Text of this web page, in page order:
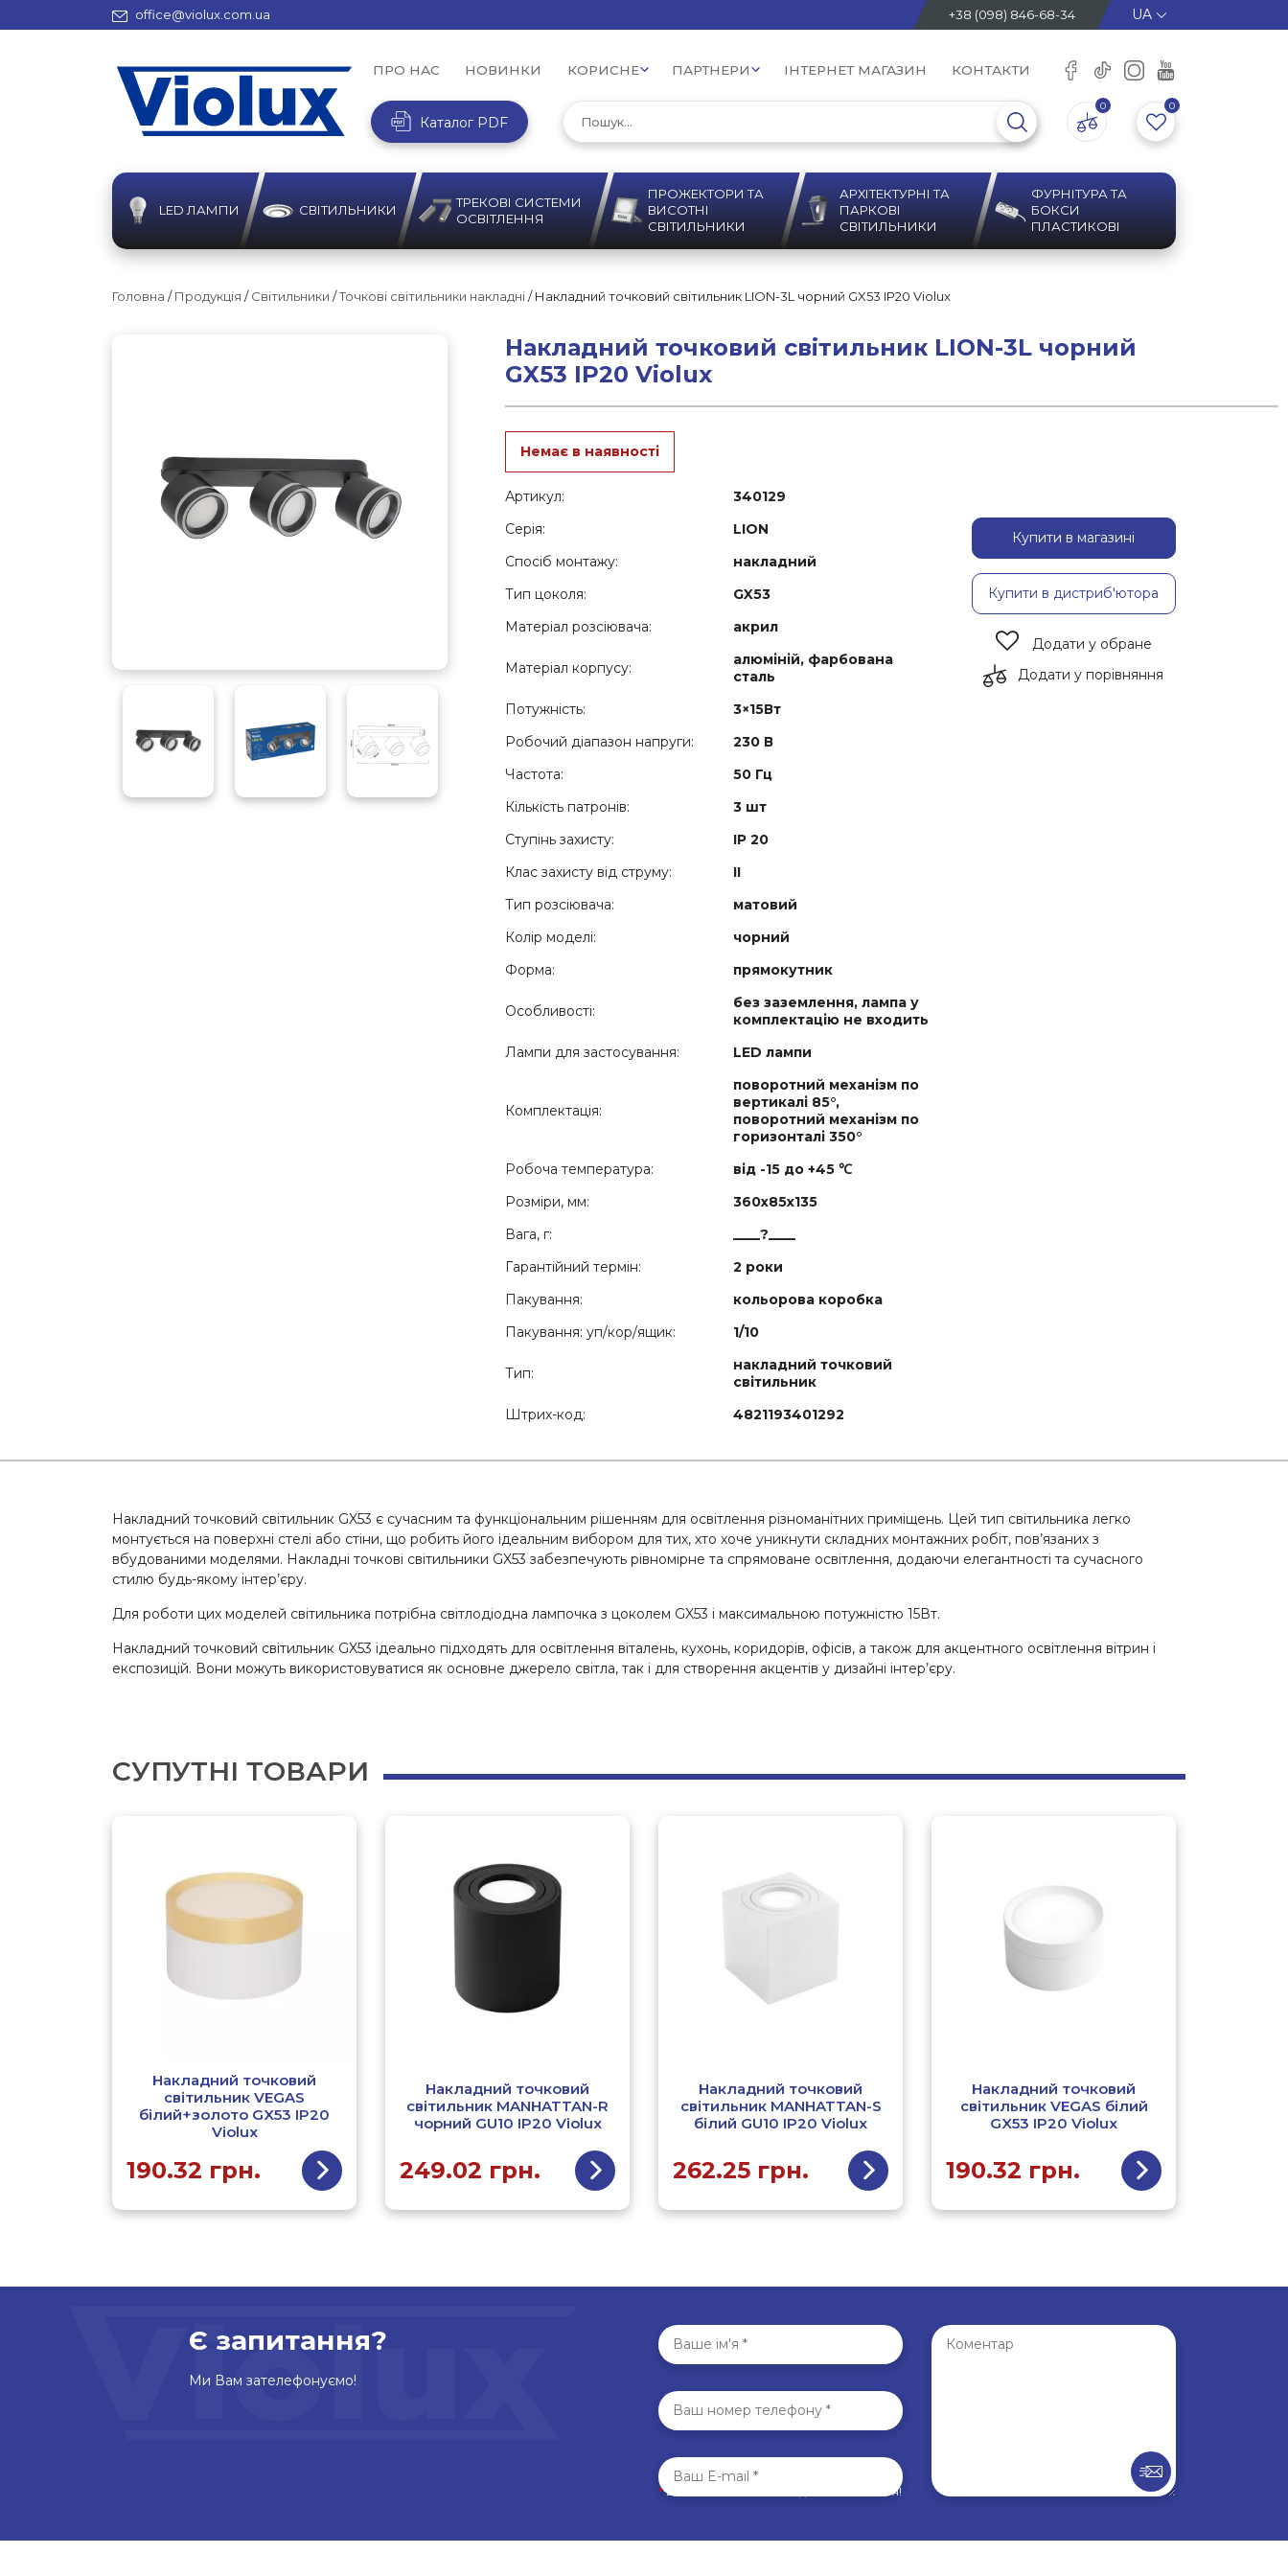
office@violux.com.ua +38 (098) 846-68-34
ПРО НАС НОВИНКИ КОРИСНЕ ПАРТНЕРИ ІНТЕРНЕТ МАГАЗИН КОНТАКТИ
Каталог PDF
0 0
LED ЛАМПИ СВІТИЛЬНИКИ
ТРЕКОВІ СИСТЕМИ
ОСВІТЛЕННЯ
ПРОЖЕКТОРИ ТА
ВИСОТНІ
СВІТИЛЬНИКИ
АРХІТЕКТУРНІ ТА
ПАРКОВІ
СВІТИЛЬНИКИ
ФУРНІТУРА ТА
БОКСИ
ПЛАСТИКОВІ
Головна /Продукція /Світильники /Точкові світильники накладні/ Накладний точковий світильник LION-3L чорний GX53 IP20 Violux
Накладний точковий світильник LION-3L чорний
GX53 IP20 Violux
Немає в наявності
Артикул:
340129
Серія:
LION
Спосіб монтажу:
накладний
Тип цоколя:
GX53
Матеріал розсіювача:
акрил
Матеріал корпусу:
алюміній, фарбована
сталь
Потужність:
3×15Вт
Робочий діапазон напруги:
230 В
Частота:
50 Гц
Кількість патронів:
3 шт
Ступінь захисту:
IP 20
Клас захисту від струму:
ІІ
Тип розсіювача:
матовий
Колір моделі:
чорний
Форма:
прямокутник
Особливості:
без заземлення, лампа у
комплектацію не входить
Лампи для застосування:
LED лампи
Комплектація:
поворотний механізм по
вертикалі 85°,
поворотний механізм по
горизонталі 350°
Робоча температура:
від -15 до +45 ℃
Розміри, мм:
360х85х135
Вага, г:
____?____
Гарантійний термін:
2 роки
Пакування:
кольорова коробка
Пакування: уп/кор/ящик:
1/10
Тип:
накладний точковий
світильник
Штрих-код:
4821193401292
Купити в магазині
Купити в дистриб'ютора
Додати у обране
Додати у порівняння
Накладний точковий світильник GX53 є сучасним та функціональним рішенням для освітлення різноманітних приміщень. Цей тип світильника легко
монтується на поверхні стелі або стіни, що робить його ідеальним вибором для тих, хто хоче уникнути складних монтажних робіт, пов’язаних з
вбудованими моделями. Накладні точкові світильники GX53 забезпечують рівномірне та спрямоване освітлення, додаючи елегантності та сучасного
стилю будь-якому інтер’єру.
Для роботи цих моделей світильника потрібна світлодіодна лампочка з цоколем GX53 і максимальною потужністю 15Вт.
Накладний точковий світильник GX53 ідеально підходять для освітлення віталень, кухонь, коридорів, офісів, а також для акцентного освітлення вітрин і
експозицій. Вони можуть використовуватися як основне джерело світла, так і для створення акцентів у дизайні інтер’єру.
СУПУТНІ ТОВАРИ
Накладний точковий
світильник VEGAS
білий+золото GX53 IP20
Violux
190.32 грн.
Накладний точковий
світильник MANHATTAN-R
чорний GU10 IP20 Violux
249.02 грн.
Накладний точковий
світильник MANHATTAN-S
білий GU10 IP20 Violux
262.25 грн.
Накладний точковий
світильник VEGAS білий
GX53 IP20 Violux
190.32 грн.
Є запитання?
Ми Вам зателефонуємо!
*Всі поля обов’язкові для заповнення!